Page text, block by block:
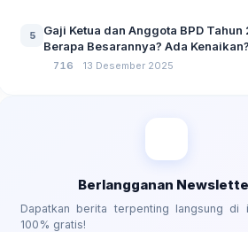
5
Gaji Ketua dan Anggota BPD Tahun
Berapa Besarannya? Ada Kenaikan?
716 13 Desember 2025
Berlangganan
Dapatkan berita terpenting langsung di
100% gratis!